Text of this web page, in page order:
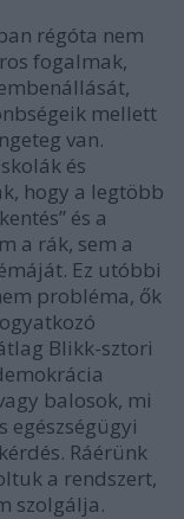
régóta nem
fogalmak,
mellett
van.
és
hogy a legtöbb
és a
a rák, sem a
Ez utóbbi
probléma, ők
Blikk-sztori
balosok, mi
egészségügyi
Ráérünk
a rendszert,
szolgálja.